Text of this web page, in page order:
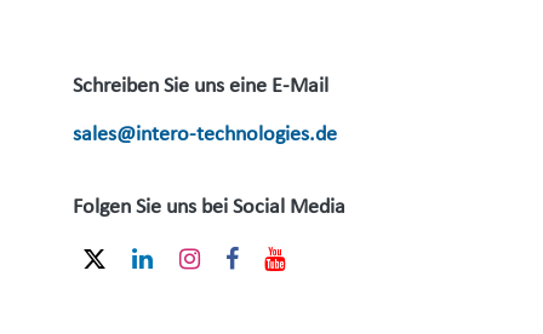
Schreiben Sie uns eine E-Mail
sales@intero-technologies.de
Folgen Sie uns bei Social Media